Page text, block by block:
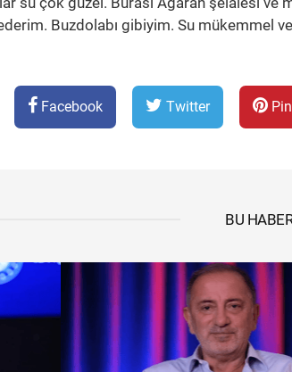
Buzdolabı gibiyim. Su mükemmel
Facebook Twitter
BU